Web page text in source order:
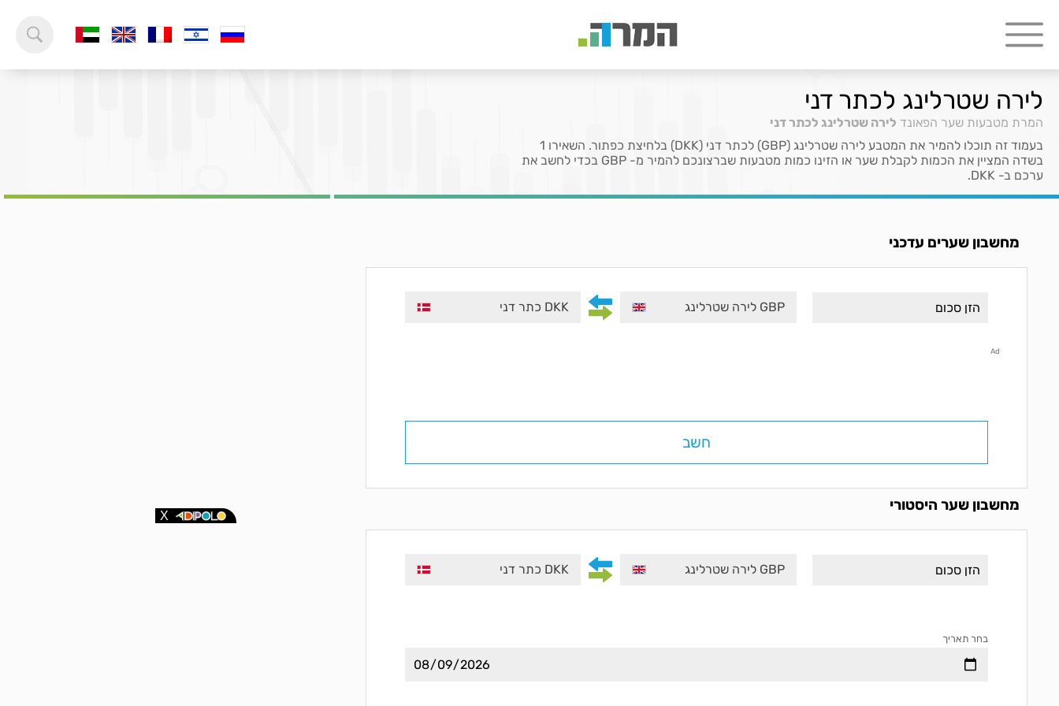
לירה שטרלינג לכתר דני
המרת מטבעות שער הפאונד לירה שטרלינג לכתר דני
בעמוד זה תוכלו להמיר את המטבע לירה שטרלינג (GBP) לכתר דני (DKK) בלחיצת כפתור. השאירו 1
בשדה המציין את הכמות לקבלת שער או הזינו כמות מטבעות שברצונכם להמיר מ- GBP בכדי לחשב את
ערכם ב- DKK.
מחשבון שערים עדכני
GBP לירה שטרלינג DKK כתר דני
Ad
חשב
מחשבון שער היסטורי
GBP לירה שטרלינג DKK כתר דני
בחר תאריך